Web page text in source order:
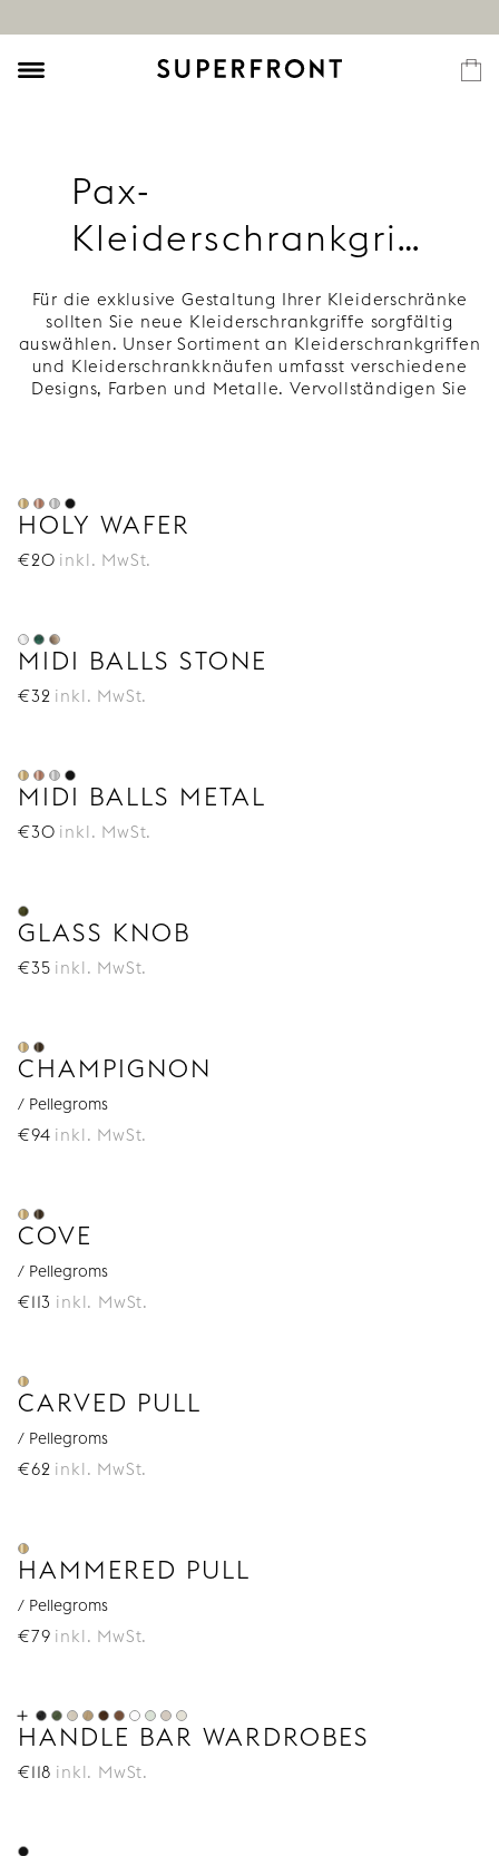
Pax-
Kleiderschrankgriffe
Für die exklusive Gestaltung Ihrer Kleiderschränke
sollten Sie neue Kleiderschrankgriffe sorgfältig
auswählen. Unser Sortiment an Kleiderschrankgriffen
und Kleiderschrankknäufen umfasst verschiedene
Designs, Farben und Metalle. Vervollständigen Sie
HOLY WAFER
€20 inkl. MwSt.
MIDI BALLS STONE
€32 inkl. MwSt.
MIDI BALLS METAL
€30 inkl. MwSt.
GLASS KNOB
€35 inkl. MwSt.
CHAMPIGNON
/ Pellegroms
€94 inkl. MwSt.
COVE
/ Pellegroms
€113 inkl. MwSt.
CARVED PULL
/ Pellegroms
€62 inkl. MwSt.
HAMMERED PULL
/ Pellegroms
€79 inkl. MwSt.
HANDLE BAR WARDROBES
€118 inkl. MwSt.